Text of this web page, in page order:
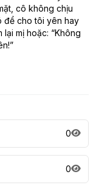
cô không chịu
để cho tôi yên hay
lại mị hoặc: “Không
0
0